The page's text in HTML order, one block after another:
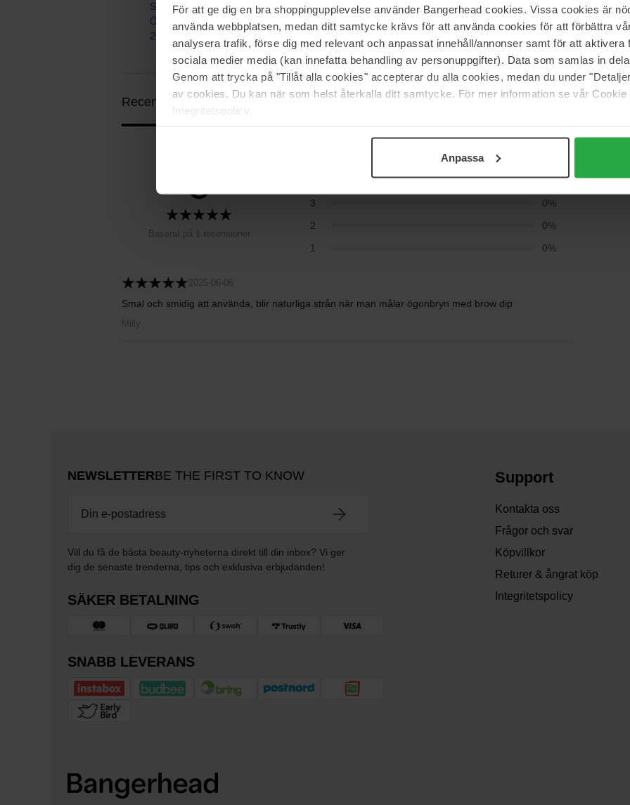
För att ge dig en bra shoppingupplevelse använder Bangerhead cookies. Vissa cookies är
använda webbplatsen, medan ditt samtycke krävs för att använda cookies för att förbättra
analysera trafik, förse dig med relevant och anpassat innehåll/annonser samt för att aktivera
sociala medier media (kan innefatta behandling av personuppgifter). Data som samlas in
Genom att trycka på "Tillåt alla cookies" accepterar du alla cookies, medan du under
av cookies. Du kan när som helst återkalla ditt samtycke. För mer information se vår
Integritetspolicy.
Anpassa
Sminkborstar & penslar
Ögonbryn
208S Angled Brow Brush
Recensioner (1)Frågor & svar (0)
5
Baserat på 1 recensioner
0%
3
0%
2
0%
1
0%
2025-06-06
Smal och smidig att använda, blir naturliga strån när man målar ögonbryn med brow dip
Milly
NEWSLETTERBE THE FIRST TO KNOW
Vill du få de bästa beauty-nyheterna direkt till din inbox? Vi ger
dig de senaste trenderna, tips och exklusiva erbjudanden!
SÄKER BETALNING
SNABB LEVERANS
Support
Kontakta oss
Frågor och svar
Köpvillkor
Returer & ångrat köp
Integritetspolicy